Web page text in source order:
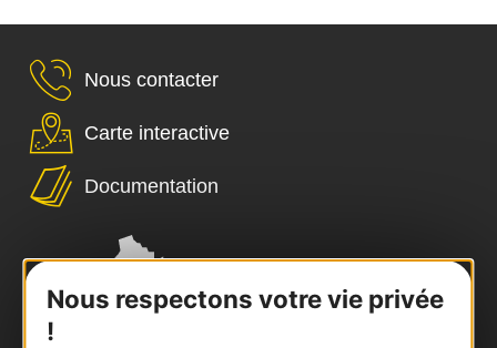
Nous respectons votre vie privée
!
Nous contacter
Carte interactive
Documentation